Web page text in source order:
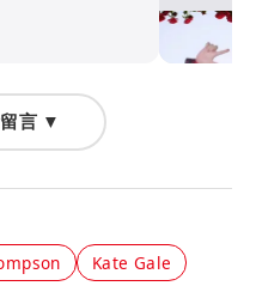
言 ▼
Kate Gale